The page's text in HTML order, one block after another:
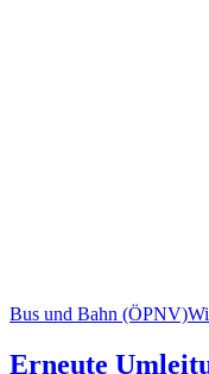
Bus und Bahn (ÖPNV)
Erneute